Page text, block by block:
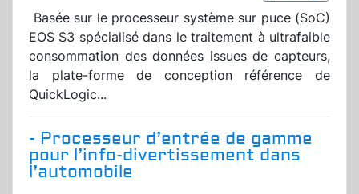
Basée sur le processeur système sur puce (SoC)
EOS S3 spécialisé dans le traitement à ultrafaible
consommation des données issues de capteurs,
la plate-forme de conception référence de
QuickLogic...
- Processeur d’entrée de gamme
pour l’info-divertissement dans
l’automobile